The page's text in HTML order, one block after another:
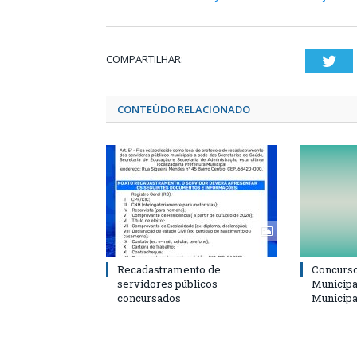
COMPARTILHAR:
CONTEÚDO RELACIONADO
Recadastramento de
servidores públicos
concursados